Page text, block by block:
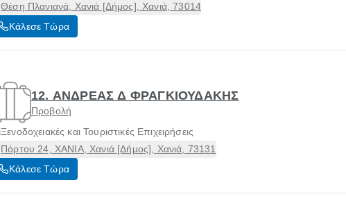
Θέση Πλανιανά, Χανιά [Δήμος], Χανιά, 73014
Κάλεσε Τώρα
12. ΑΝΔΡΕΑΣ Δ ΦΡΑΓΚΙΟΥΔΑΚΗΣ
Προβολή
Ξενοδοχειακές και Τουριστικές Επιχειρήσεις
Πόρτου 24, ΧΑΝΙΑ, Χανιά [Δήμος], Χανιά, 73131
Κάλεσε Τώρα